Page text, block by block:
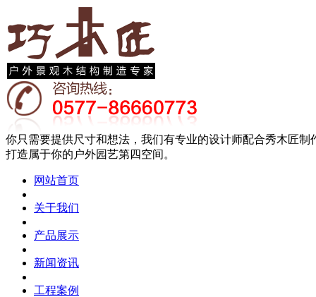
你只需要提供尺寸和想法，我们有专业的设计师配合秀木匠制
打造属于你的户外园艺第四空间。
网站首页
关于我们
产品展示
新闻资讯
工程案例